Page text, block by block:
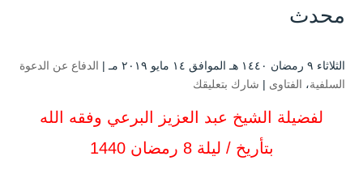
محدث
الثلاثاء ۹ رمضان ۱٤٤۰ هـ الموافق ۱٤ مايو ۲۰۱۹ مـ |
الدفاع عن الدعوة
السلفية، الفتاوى | شارك بتعليقك
لفضيلة الشيخ عبد العزيز البرعي وفقه الله
بتأريخ / ليلة 8 رمضان 1440